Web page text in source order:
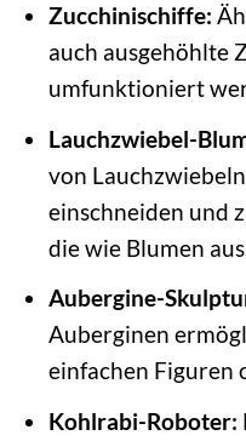
Zucchinischiffe:
auch ausgehöhlte
umfunktioniert
Lauchzwiebel-
von
einschneiden und
die wie Blumen
Aubergine-
Auberginen
einfachen Figuren
Kohlrabi-Roboter: